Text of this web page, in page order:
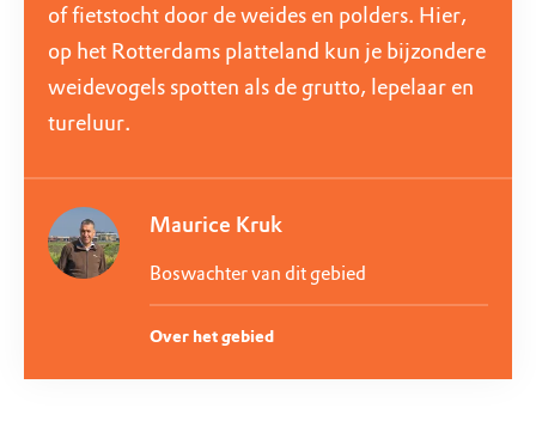
of fietstocht door de weides en polders. Hier,
op het Rotterdams platteland kun je bijzondere
weidevogels spotten als de grutto, lepelaar en
tureluur.
Maurice Kruk
Boswachter van dit gebied
Over het gebied